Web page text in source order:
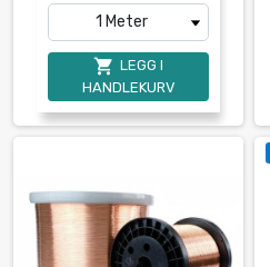
 LEGG I
HANDLEKURV